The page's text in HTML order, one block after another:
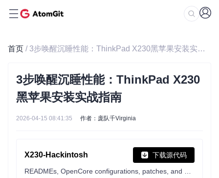
首页 / 3步唤醒沉睡性能：ThinkPad X230黑苹果安装实战指南
3步唤醒沉睡性能：ThinkPad X230
黑苹果安装实战指南
2026-04-15 08:41:35 作者：庞队千Virginia
X230-Hackintosh 下载源代码